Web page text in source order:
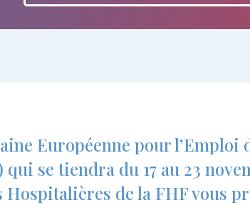
Européenne pour l’Emploi
se tiendra du 17 au 23
Hospitalières de la FHF vous